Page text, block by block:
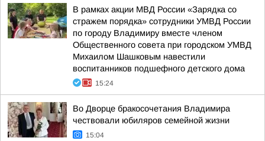
В рамках акции МВД России «Зарядка со
стражем порядка» сотрудники УМВД России
по городу Владимиру вместе членом
Общественного совета при городском УМВД
Михаилом Шашковым навестили
воспитанников подшефного детского дома
15:24
Во Дворце бракосочетания Владимира
чествовали юбиляров семейной жизни
15:04